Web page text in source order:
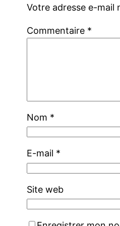
Votre adresse e-mail
Commentaire *
Nom *
E-mail *
Site web